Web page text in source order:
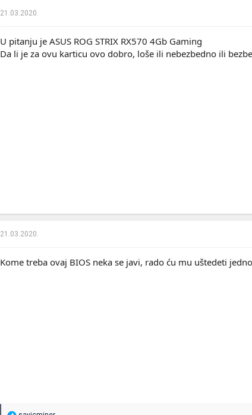
21.03.2020.
U pitanju je ASUS ROG STRIX RX570 4Gb Gaming
Da li je za ovu karticu ovo dobro, loše ili nebezbedno ili
21.03.2020.
Kome treba ovaj BIOS neka se javi, rado ću mu uštedeti